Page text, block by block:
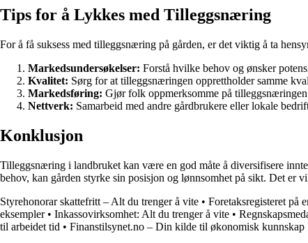
Tips for å Lykkes med Tilleggsnæring
For å få suksess med tilleggsnæring på gården, er det viktig å ta
Markedsundersøkelser: Forstå hvilke behov og ønsker
Kvalitet: Sørg for at tilleggsnæringen opprettholder samme
Markedsføring: Gjør folk oppmerksomme på
Nettverk: Samarbeid med andre gårdbrukere eller lokale
Konklusjon
Tilleggsnæring i landbruket kan være en god måte å diversifisere
behov, kan gården styrke sin posisjon og lønnsomhet på sikt. Det er
Styrehonorar skattefritt – Alt du trenger å vite • Foretaksregisteret på
eksempler• Inkassovirksomhet: Alt du trenger å vite •
til arbeidet tid • Finanstilsynet.no – Din kilde til økonomisk kunnskap